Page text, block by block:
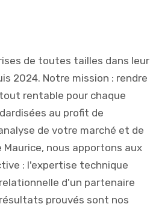
de toutes tailles dans leur
2024. Notre mission : rendre
rentable pour chaque
au profit de
de votre marché et de
nous apportons aux
: l'expertise technique
d'un partenaire
prouvés sont nos